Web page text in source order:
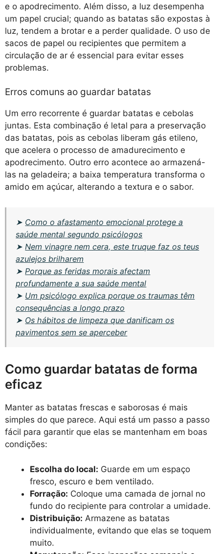
e o apodrecimento. Além disso, a luz desempenha
um papel crucial; quando as batatas são expostas à
luz, tendem a brotar e a perder qualidade. O uso de
sacos de papel ou recipientes que permitem a
circulação de ar é essencial para evitar esses
problemas.
Erros comuns ao guardar batatas
Um erro recorrente é guardar batatas e cebolas
juntas. Esta combinação é letal para a preservação
das batatas, pois as cebolas liberam gás etileno,
que acelera o processo de amadurecimento e
apodrecimento. Outro erro acontece ao armazená-
las na geladeira; a baixa temperatura transforma o
amido em açúcar, alterando a textura e o sabor.
➤ Como o afastamento emocional protege a
saúde mental segundo psicólogos
➤ Nem vinagre nem cera, este truque faz os teus
azulejos brilharem
➤ Porque as feridas morais afectam
profundamente a sua saúde mental
➤ Um psicólogo explica porque os traumas têm
consequências a longo prazo
➤ Os hábitos de limpeza que danificam os
pavimentos sem se aperceber
Como guardar batatas de forma
eficaz
Manter as batatas frescas e saborosas é mais
simples do que parece. Aqui está um passo a passo
fácil para garantir que elas se mantenham em boas
condições:
Escolha do local: Guarde em um espaço
fresco, escuro e bem ventilado.
Forração: Coloque uma camada de jornal no
fundo do recipiente para controlar a umidade.
Distribuição: Armazene as batatas
individualmente, evitando que elas se toquem
muito.